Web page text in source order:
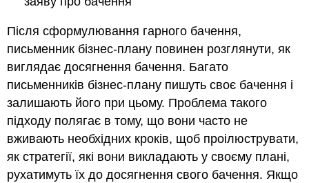
Після сформулювання гарного бачення,
письменник бізнес-плану повинен розглянути, як
виглядає досягнення бачення. Багато
письменників бізнес-плану пишуть своє бачення і
залишають його при цьому. Проблема такого
підходу полягає в тому, що вони часто не
вживають необхідних кроків, щоб проілюструвати,
як стратегії, які вони викладають у своєму плані,
рухатимуть їх до досягнення свого бачення. Якщо